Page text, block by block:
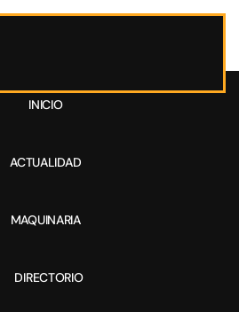
INICIO
ACTUALIDAD
MAQUINARIA
DIRECTORIO